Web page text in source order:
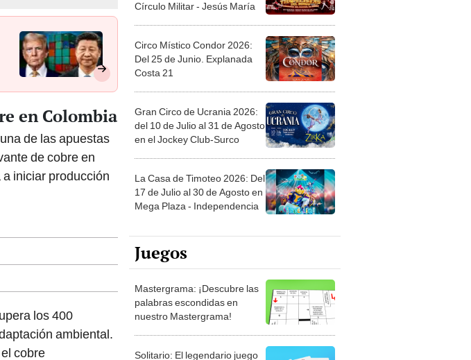
en Colombia
de las apuestas
de cobre en
iniciar producción
ambiental.
cobre
de tecnologías
Circo Místico Condor 2026:
Del 25 de Junio. Explanada
Costa 21
Gran Circo de Ucrania 2026:
del 10 de Julio al 31 de Agosto
en el Jockey Club-Surco
La Casa de Timoteo 2026: Del
17 de Julio al 30 de Agosto en
Mega Plaza - Independencia
Juegos
Mastergrama: ¡Descubre las
palabras escondidas en
nuestro Mastergrama!
Solitario: El legendario juego
de cartas que nunca pasa de